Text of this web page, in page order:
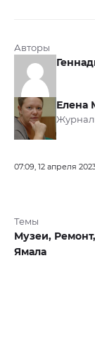
Авторы
Елена
07:09, 12 апреля
Темы
Музеи, Ремонт,
Ямала